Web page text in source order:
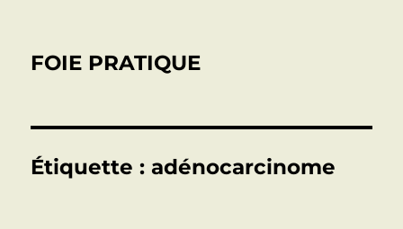
FOIE PRATIQUE
Étiquette :adénocarcinome